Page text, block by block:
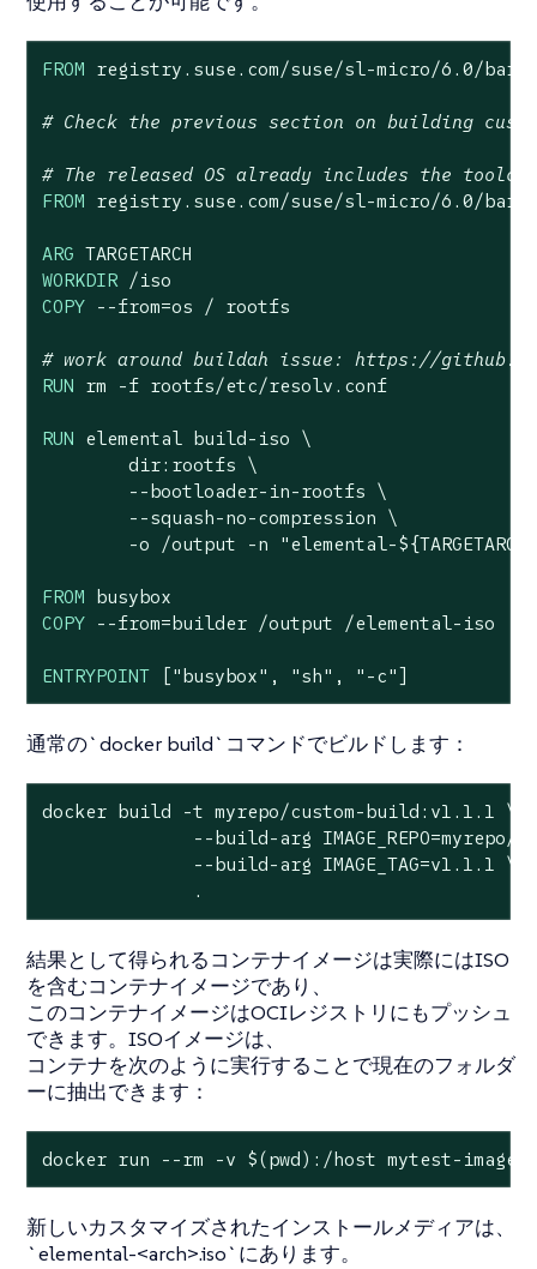
FROM registry.suse.com/suse/sl-micro/6.0/
# Check the previous section on building
# The released OS already includes the
FROM registry.suse.com/suse/sl-micro/6.0/
ARG
WORKDIR /iso
COPY --from=os / rootfs
# work around buildah issue: https://
RUN rm -f rootfs/etc/resolv.conf
RUN elemental build-iso \
        dir:rootfs \
        --bootloader-in-rootfs \
        --squash-no-compression \
        -o /output -n
"elemental-${TARGETARCH}
FROM
COPY --from=builder /output /elemental-iso
ENTRYPOINT ["busybox" , "sh" , "-c"]
通常の`docker build`コマンドでビルドします：
docker build -t myrepo/custom-build:v1.1.1 \
--build-arg IMAGE_REPO=myrepo/
              --build-arg IMAGE_TAG=v1.1.1 \
              .
結果として得られるコンテナイメージは実際にはISO
を含むコンテナイメージであり、
このコンテナイメージはOCIレジストリにもプッシュ
できます。ISOイメージは、
コンテナを次のように実行することで現在のフォルダ
ーに抽出できます：
docker run --rm -v $(pwd):/host mytest-image
新しいカスタマイズされたインストールメディアは、
`elemental-<arch>.iso`にあります。